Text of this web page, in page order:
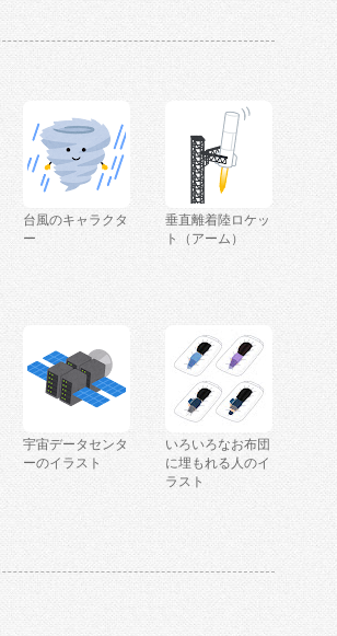
台風のキャラクタ
ー
垂直離着陸ロケッ
ト（アーム）
宇宙データセンタ
ーのイラスト
いろいろなお布団
に埋もれる人のイ
ラスト